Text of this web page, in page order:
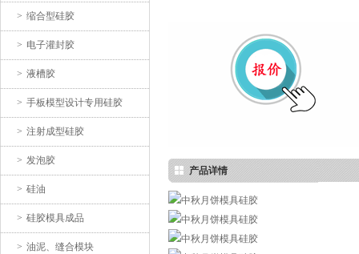
> 缩合型硅胶
> 电子灌封胶
> 液槽胶
> 手板模型设计专用硅胶
> 注射成型硅胶
> 发泡胶
> 硅油
> 硅胶模具成品
> 油泥、缝合模块
水泥地暖模块模具硅胶
产品详情